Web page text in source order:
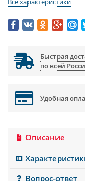
Быстрая
по всей
Удобная
Описание
Вопрос-ответ